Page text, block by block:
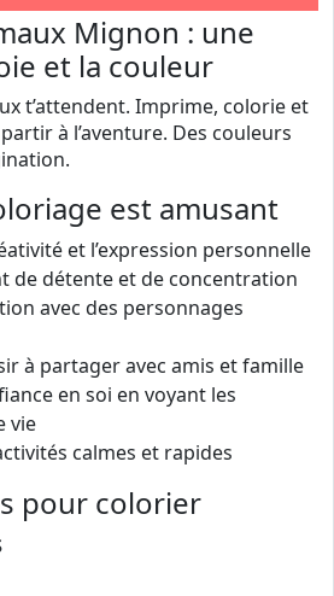
Mignon : une
et la couleur
t’attendent. Imprime, colorie et
à l’aventure. Des couleurs
est amusant
et l’expression personnelle
de détente et de concentration
avec des personnages
à partager avec amis et famille
en soi en voyant les
vie
calmes et rapides
pour colorier